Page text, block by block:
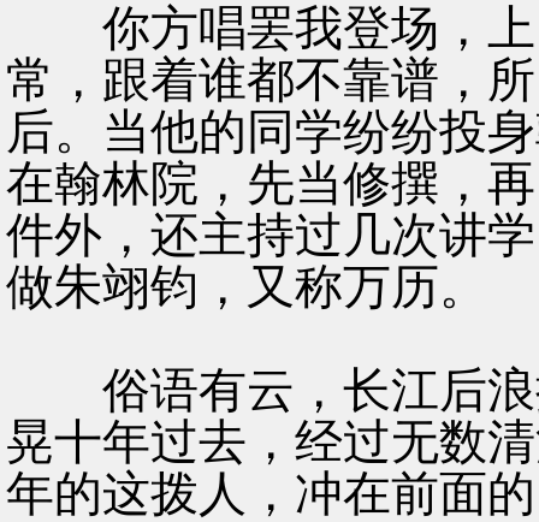
你方唱罢我登场，上
常，跟着谁都不靠谱，
后。当他的同学纷纷投
在翰林院，先当修撰，
件外，还主持过几次讲
做朱翊钧，又称万历。
俗语有云，长江后浪
晃十年过去，经过无数
年的这拨人，冲在前面